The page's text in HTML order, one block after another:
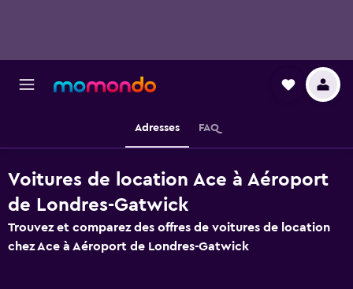
Adresses FAQ
Voitures de location Ace à Aéroport
de Londres-Gatwick
Trouvez et comparez des offres de voitures de location
chez Ace à Aéroport de Londres-Gatwick